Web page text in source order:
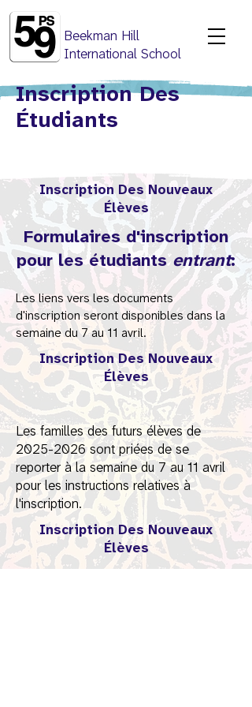
Beekman Hill
International School
Inscription Des
Étudiants
Inscription Des Nouveaux
Élèves
Formulaires d'inscription
pour les étudiantsentrant:
Les liens vers les documents
d'inscription seront disponibles dans la
semaine du 7 au 11 avril.
Inscription Des Nouveaux
Élèves
Les familles des futurs élèves de
2025-2026sont priées de se
reporter à la semaine du 7 au 11 avril
pour les instructions relatives à
l'inscription.
Inscription Des Nouveaux
Élèves